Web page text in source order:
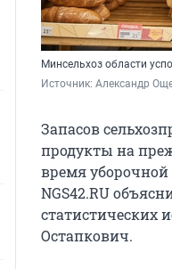
Минсельхоз области
Источник: Александр
Запасов
продукты на
время уборочной
NGS42.RU
статистических
Остапкович.